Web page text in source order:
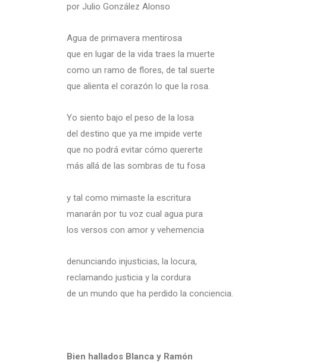
por Julio González Alonso
Agua de primavera mentirosa
que en lugar de la vida traes la muerte
como un ramo de flores, de tal suerte
que alienta el corazón lo que la rosa.
Yo siento bajo el peso de la losa
del destino que ya me impide verte
que no podrá evitar cómo quererte
más allá de las sombras de tu fosa
y tal como mimaste la escritura
manarán por tu voz cual agua pura
los versos con amor y vehemencia
denunciando injusticias, la locura,
reclamando justicia y la cordura
de un mundo que ha perdido la conciencia.
Bien hallados Blanca y Ramón